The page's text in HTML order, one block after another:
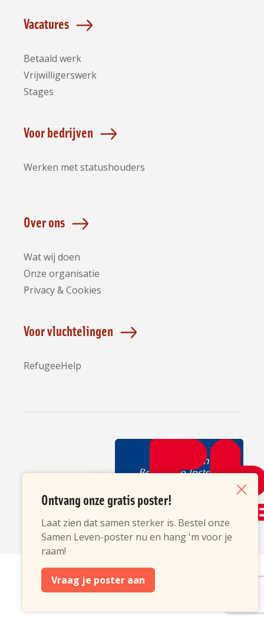
Vacatures
Betaald werk
Vrijwilligerswerk
Stages
Voor bedrijven
Werken met statushouders
Over ons
Wat wij doen
Onze organisatie
Privacy & Cookies
Voor vluchtelingen
RefugeeHelp
in
een
een
in
een
Ontvang onze gratis poster!
Laat zien dat samen sterker is. Bestel onze
Samen Leven-poster nu en hang 'm voor je
raam!
Vraag je poster aan
Sluiten